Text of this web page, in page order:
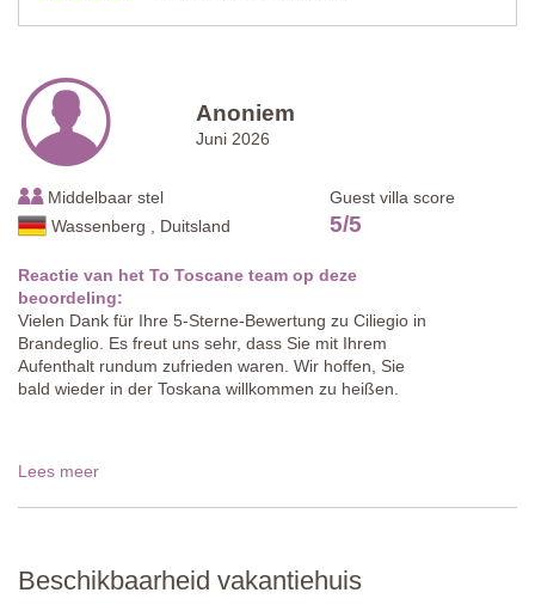
Anoniem
Juni 2026
Middelbaar stel
Wassenberg , Duitsland
Guest villa score
5/5
Reactie van het To Toscane team op deze
beoordeling:
Vielen Dank für Ihre 5-Sterne-Bewertung zu Ciliegio in
Brandeglio. Es freut uns sehr, dass Sie mit Ihrem
Aufenthalt rundum zufrieden waren. Wir hoffen, Sie
bald wieder in der Toskana willkommen zu heißen.
Lees meer
Beschikbaarheid vakantiehuis